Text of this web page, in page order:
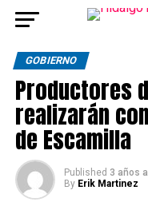
GOBIERNO
Productores
realizarán
de Escamilla
Published 3 años
By Erik Martinez